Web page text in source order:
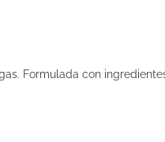
Formulada con